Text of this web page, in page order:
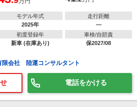
モデル年式
2025年
走行距離
―
初度登録年
新車 (在庫あり)
車検/自賠責
保2027/08
会社 陸運コンサルタント
電話をかける